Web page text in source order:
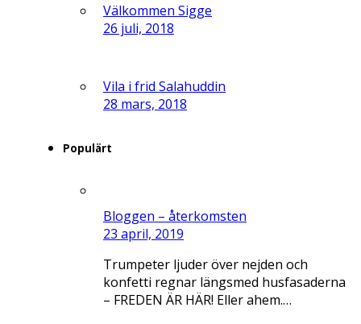
Välkommen Sigge
26 juli, 2018
Vila i frid Salahuddin
28 mars, 2018
Populärt
Bloggen – återkomsten
23 april, 2019
Trumpeter ljuder över nejden och
konfetti regnar längsmed husfasaderna
– FREDEN ÄR HÄR! Eller ahem.…